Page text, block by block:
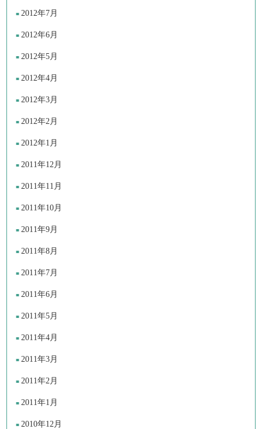
2012年7月
2012年6月
2012年5月
2012年4月
2012年3月
2012年2月
2012年1月
2011年12月
2011年11月
2011年10月
2011年9月
2011年8月
2011年7月
2011年6月
2011年5月
2011年4月
2011年3月
2011年2月
2011年1月
2010年12月